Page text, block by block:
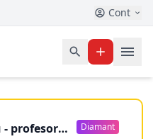
Cont
profesor
Diamant